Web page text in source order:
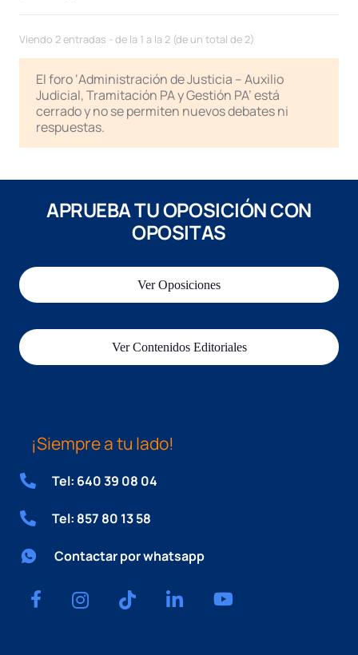
Viendo 2 entradas - de la 1 a la 2 (de un total de 2)
El foro ‘Administración de Justicia – Auxilio
Judicial, Tramitación PA y Gestión PA’ está
cerrado y no se permiten nuevos debates ni
respuestas.
APRUEBA TU OPOSICIÓN CON
OPOSITAS
Ver Oposiciones
Ver Contenidos Editoriales
¡Siempre a tu lado!
Tel: 640 39 08 04
Tel: 857 80 13 58
Contactar por whatsapp